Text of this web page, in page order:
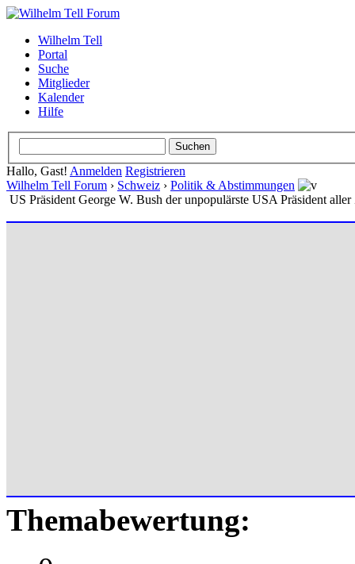
Wilhelm Tell
Portal
Suche
Mitglieder
Kalender
Hilfe
Hallo, Gast! Anmelden Registrieren
Wilhelm Tell Forum › Schweiz › Politik & Abstimmungen
US Präsident George W. Bush der unpopulärste USA Präsident aller
Themabewertung: